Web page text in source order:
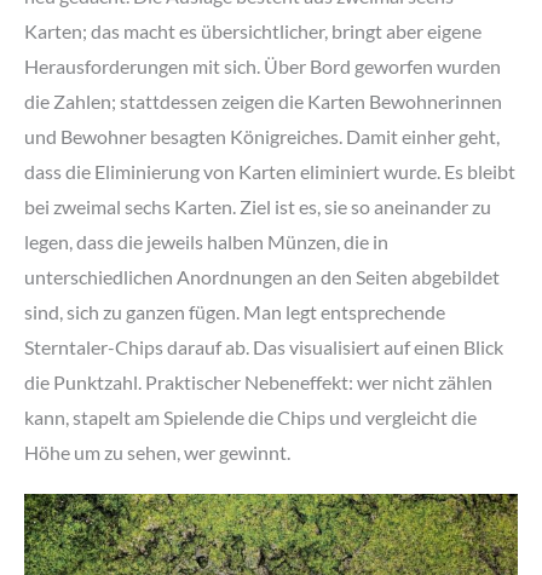
Karten; das macht es übersichtlicher, bringt aber eigene
Herausforderungen mit sich. Über Bord geworfen wurden
die Zahlen; stattdessen zeigen die Karten Bewohnerinnen
und Bewohner besagten Königreiches. Damit einher geht,
dass die Eliminierung von Karten eliminiert wurde. Es bleibt
bei zweimal sechs Karten. Ziel ist es, sie so aneinander zu
legen, dass die jeweils halben Münzen, die in
unterschiedlichen Anordnungen an den Seiten abgebildet
sind, sich zu ganzen fügen. Man legt entsprechende
Sterntaler-Chips darauf ab. Das visualisiert auf einen Blick
die Punktzahl. Praktischer Nebeneffekt: wer nicht zählen
kann, stapelt am Spielende die Chips und vergleicht die
Höhe um zu sehen, wer gewinnt.